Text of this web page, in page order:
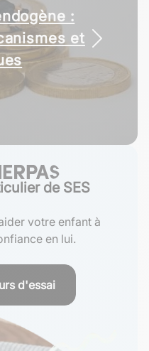
:
et
politique
politique
de SES
votre enfant à
en lui.
d'essai